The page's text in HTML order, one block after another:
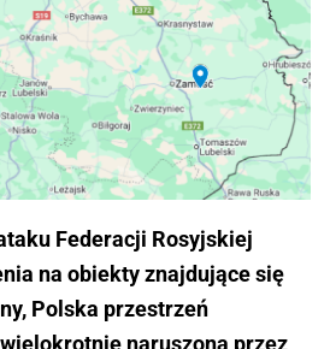
Federacji Rosyjskiej
na obiekty znajdujące się
Polska przestrzeń